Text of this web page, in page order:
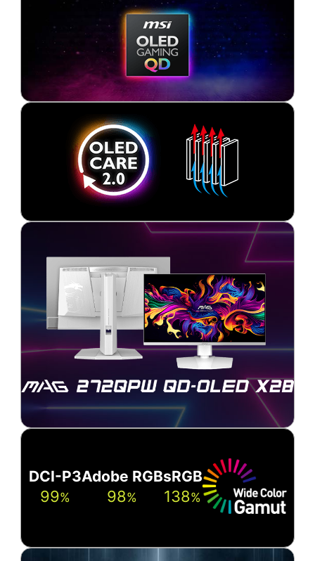
DCI-P3
99%
Adobe RGB
98%
sRGB
138%